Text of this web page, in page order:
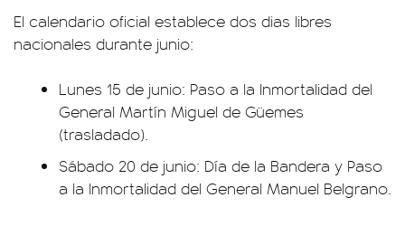
El calendario oficial establece dos dias libres
nacionales durante junio:
Lunes 15 de junio: Paso a la Inmortalidad del
General Martín Miguel de Güemes
(trasladado).
Sábado 20 de junio: Día de la Bandera y Paso
a la Inmortalidad del General Manuel Belgrano.